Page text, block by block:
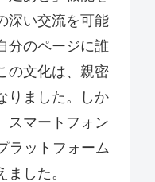
深い交流を可能
分のページに誰
の文化は、親密
りました。しか
スマートフォン
ラットフォーム
した。